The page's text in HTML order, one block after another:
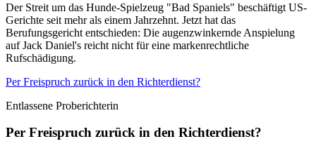
Der Streit um das Hunde-Spielzeug "Bad Spaniels" beschäftigt US-
Gerichte seit mehr als einem Jahrzehnt. Jetzt hat das
Berufungsgericht entschieden: Die augenzwinkernde Anspielung
auf Jack Daniel's reicht nicht für eine markenrechtliche
Rufschädigung.
Per Freispruch zurück in den Richterdienst?
Entlassene Proberichterin
Per Freispruch zurück in den Richterdienst?